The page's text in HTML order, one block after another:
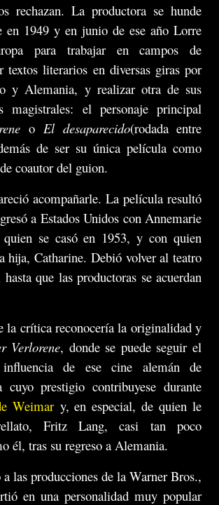
rechazan. La productora se hunde
en 1949 y en junio de ese año Lorre
para trabajar en campos de
textos literarios en diversas giras por
y Alemania, y realizar otra de sus
magistrales: el personaje principal
oEl desaparecido(rodada entre
de ser su única película como
coautor del guion.
acompañarle. La película resultó
a Estados Unidos con Annemarie
se casó en 1953, y con quien
hija, Catharine. Debió volver al teatro
que las productoras se acuerdan
la crítica reconocería la originalidad y
Verlorene, donde se puede seguir el
de ese cine alemán de
cuyo prestigio contribuyese durante
Weimary, en especial, de quien le
Fritz Lang, casi tan poco
él, tras su regreso a Alemania.
las producciones de la Warner Bros.,
en una personalidad muy popular